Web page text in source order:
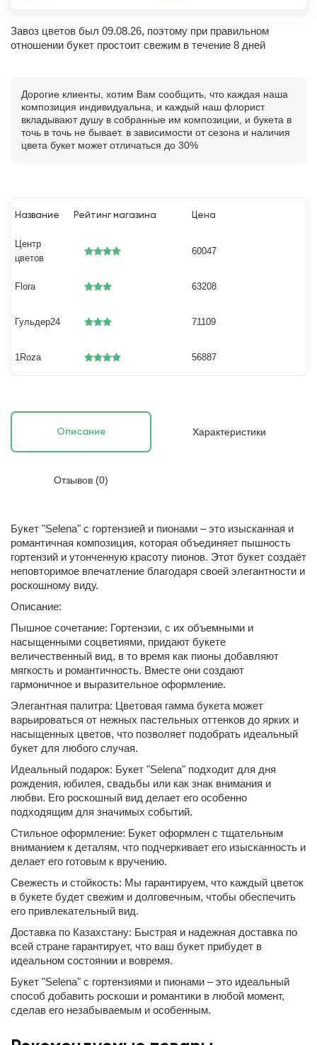
Завоз цветов был 09.08.26, поэтому при правильном
отношении букет простоит свежим в течение 8 дней
Дорогие клиенты, хотим Вам сообщить, что каждая наша
композиция индивидуальна, и каждый наш флорист
вкладывают душу в собранные им композиции, и букета в
точь в точь не бывает. в зависимости от сезона и наличия
цвета букет может отличаться до 30%
Название Рейтинг магазина Цена
Центр
цветов
60047
Flora 63208
Гульдер24 71109
1Roza 56887
Описание Характеристики
Отзывов (0)
Букет "Selena" с гортензией и пионами – это изысканная и
романтичная композиция, которая объединяет пышность
гортензий и утонченную красоту пионов. Этот букет создаёт
неповторимое впечатление благодаря своей элегантности и
роскошному виду.
Описание:
Пышное сочетание: Гортензии, с их объемными и
насыщенными соцветиями, придают букете
величественный вид, в то время как пионы добавляют
мягкость и романтичность. Вместе они создают
гармоничное и выразительное оформление.
Элегантная палитра: Цветовая гамма букета может
варьироваться от нежных пастельных оттенков до ярких и
насыщенных цветов, что позволяет подобрать идеальный
букет для любого случая.
Идеальный подарок: Букет "Selena" подходит для дня
рождения, юбилея, свадьбы или как знак внимания и
любви. Его роскошный вид делает его особенно
подходящим для значимых событий.
Стильное оформление: Букет оформлен с тщательным
вниманием к деталям, что подчеркивает его изысканность и
делает его готовым к вручению.
Свежесть и стойкость: Мы гарантируем, что каждый цветок
в букете будет свежим и долговечным, чтобы обеспечить
его привлекательный вид.
Доставка по Казахстану: Быстрая и надежная доставка по
всей стране гарантирует, что ваш букет прибудет в
идеальном состоянии и вовремя.
Букет "Selena" с гортензиями и пионами – это идеальный
способ добавить роскоши и романтики в любой момент,
сделав его незабываемым и особенным.